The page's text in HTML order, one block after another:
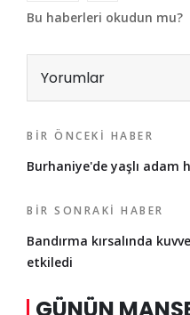
Bu haberleri okudun mu?
Yorumlar
BIR ÖNCEKI HABER
Burhaniye'de yaşlı adam
BIR SONRAKI HABER
Bandırma kırsalında
etkiledi
GÜNÜN